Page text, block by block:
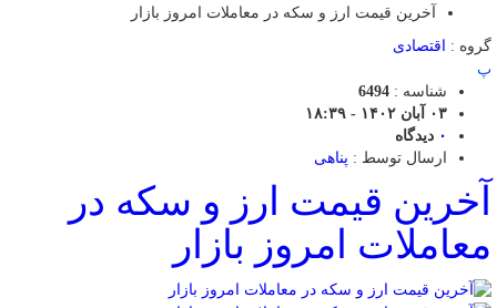
آخرین قیمت ارز و سکه در معاملات امروز بازار
گروه :
اقتصادی
پ
شناسه : 6494
۰۳ آبان ۱۴۰۲ - ۱۸:۳۹
۰ دیدگاه
ارسال توسط : پناهی
آخرین قیمت ارز و سکه در
معاملات امروز بازار